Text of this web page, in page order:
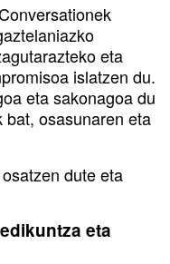
eta
islatzen du.
eta sakonagoa du
osasunaren eta
dute eta
eta